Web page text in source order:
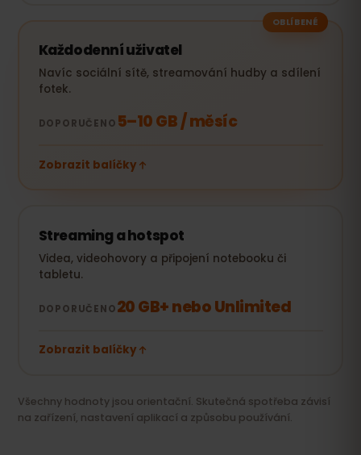
OBLÍBENÉ
Každodenní uživatel
Navíc sociální sítě, streamování hudby a sdílení
fotek.
DOPORUČENO 5–10 GB / měsíc
Zobrazit balíčky
Streaming a hotspot
Videa, videohovory a připojení notebooku či
tabletu.
DOPORUČENO20 GB+ nebo Unlimited
Zobrazit balíčky
Všechny hodnoty jsou orientační. Skutečná spotřeba závisí
na zařízení, nastavení aplikací a způsobu používání.